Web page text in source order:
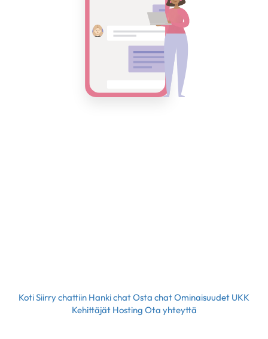
KotiSiirry chattiin Hanki chatOsta chatOminaisuudet UKK
Kehittäjät Hosting Ota yhteyttä